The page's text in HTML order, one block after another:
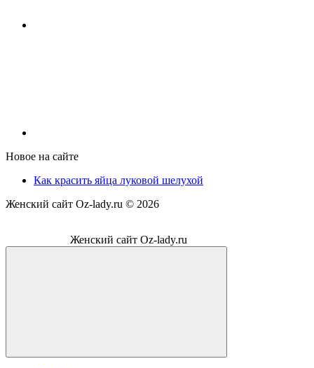
Новое на сайте
Как красить яйца луковой шелухой
Женский сайт Oz-lady.ru © 2026
Женский сайт Oz-lady.ru